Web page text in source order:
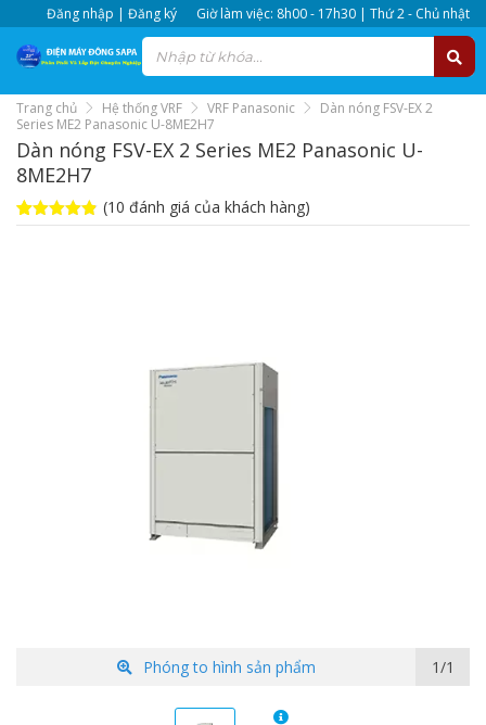
Đăng nhập | Đăng ký Giờ làm việc: 8h00 - 17h30 | Thứ 2 - Chủ nhật
Trang chủ Hệ thống VRF VRF Panasonic
Dàn nóng FSV-EX 2
Series ME2 Panasonic U-8ME2H7
Dàn nóng FSV-EX 2 Series ME2 Panasonic U-
8ME2H7
4.8trên 5
10
(10 đánh giá của khách hàng)
Phóng to hình sản phẩm 1/1